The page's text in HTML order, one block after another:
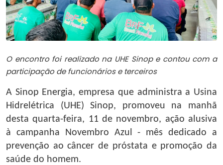
O encontro foi realizado na UHE Sinop e contou com a
participação de funcionários e terceiros
A Sinop Energia, empresa que administra a Usina
Hidrelétrica (UHE) Sinop, promoveu na manhã
desta quarta-feira, 11 de novembro, ação alusiva
à campanha Novembro Azul - mês dedicado a
prevenção ao câncer de próstata e promoção da
saúde do homem.